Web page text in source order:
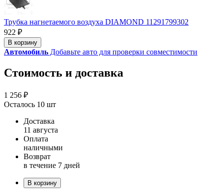
Трубка нагнетаемого воздуха DIAMOND 11291799302
922 ₽
В корзину
Автомобиль Добавьте авто для проверки совместимости
Стоимость и доставка
1 256 ₽
Осталось 10 шт
Доставка
11 августа
Оплата
наличными
Возврат
в течение 7 дней
В корзину